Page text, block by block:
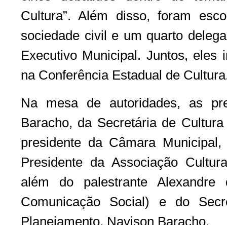
Cultura”. Além disso, foram
sociedade civil e um quarto
Executivo Municipal. Juntos, eles
na Conferência Estadual de
Na mesa de autoridades, as
Baracho, da Secretária de
presidente da Câmara
Presidente da Associação
além do palestrante
Comunicação Social) e do
Planejamento, Navison Baracho.